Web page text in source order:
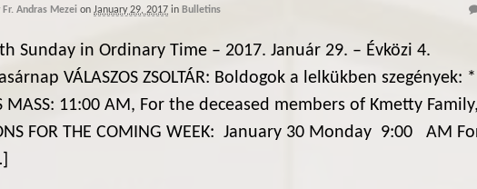
Fr. Andras Mezei on January 29, 2017 in Bulletins
Sunday in Ordinary Time – 2017. Január 29. – Évközi 4.
VÁLASZOS ZSOLTÁR: Boldogok a lelkükben szegények: *
MASS: 11:00 AM, For the deceased members of Kmetty
FOR THE COMING WEEK: January 30 Monday 9:00 AM